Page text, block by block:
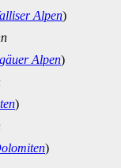
Alpen)
Alpen)
)
)